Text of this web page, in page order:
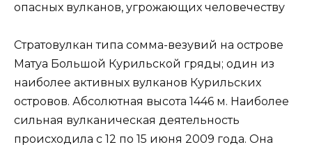
Стратовулкан типа сомма-везувий на острове
Матуа Большой Курильской гряды; один из
наиболее активных вулканов Курильских
островов. Абсолютная высота 1446 м. Наиболее
сильная вулканическая деятельность
происходила с 12 по 15 июня 2009 года. Она